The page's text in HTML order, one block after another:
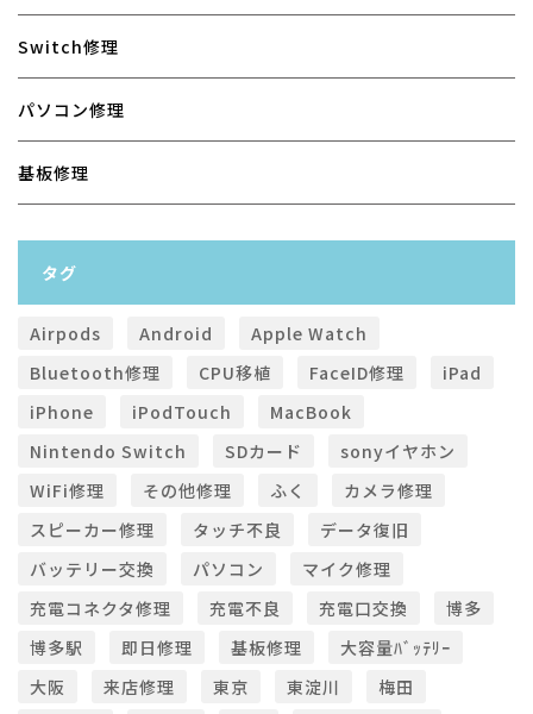
Switch修理
パソコン修理
基板修理
タグ
Airpods Android
Apple Watch
Bluetooth修理
CPU移植 FaceID修理
iPad
iPhone
iPodTouch
MacBook
Nintendo Switch
SDカード
sonyイヤホン
WiFi修理
その他修理 ふく
カメラ修理
スピーカー修理
タッチ不良
データ復旧
バッテリー交換
パソコン
マイク修理
充電コネクタ修理
充電不良 充電口交換
博多
博多駅
即日修理 基板修理
大容量ﾊﾞｯﾃﾘｰ
大阪
来店修理 東京 東淀川
梅田